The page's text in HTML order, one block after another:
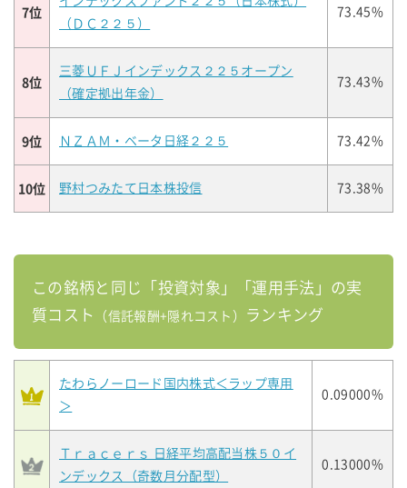
7位
（ＤＣ２２５）
73.45%
8位
三菱ＵＦＪインデックス２２５オープン
（確定拠出年金）
73.43%
9位 ＮＺＡＭ・ベータ日経２２５ 73.42%
10位 野村つみたて日本株投信 73.38%
この銘柄と同じ「投資対象」「運用手法」の実
質コスト
（信託報酬+隠れコスト） ランキング
たわらノーロード国内株式＜ラップ専用
＞
0.09000%
Ｔｒａｃｅｒｓ 日経平均高配当株５０イ
ンデックス（奇数月分配型）
0.13000%